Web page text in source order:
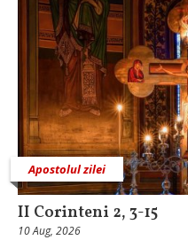
Apostolul zilei
II Corinteni 2, 3-15
10 Aug, 2026